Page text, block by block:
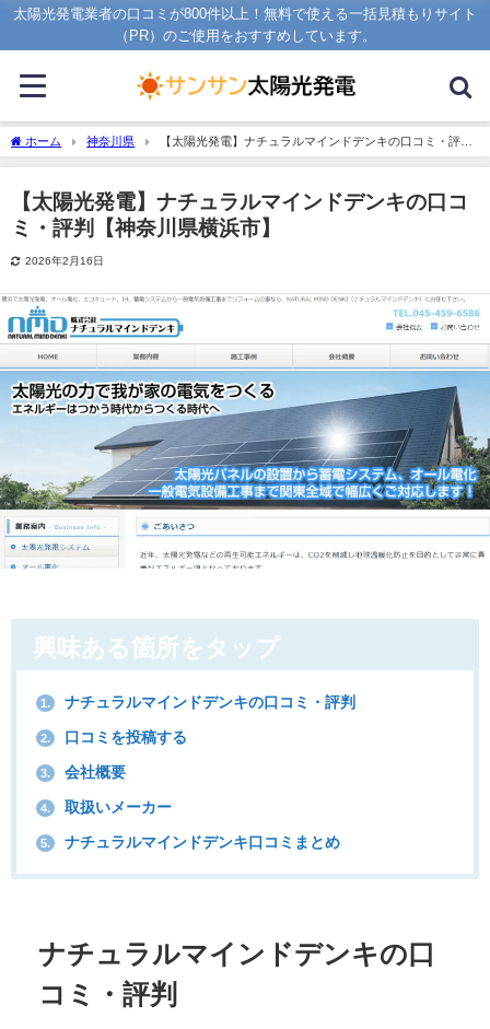
太陽光発電業者の口コミが800件以上！無料で使える一括見積もりサイト
（PR）のご使用をおすすめしています。
ホーム 神奈川県
【太陽光発電】ナチュラルマインドデンキの口コミ・評判
【神奈川県横浜市】
【太陽光発電】ナチュラルマインドデンキの口コ
ミ・評判【神奈川県横浜市】
2026年2月16日
興味ある箇所をタップ
1. ナチュラルマインドデンキの口コミ・評判
2. 口コミを投稿する
3. 会社概要
4. 取扱いメーカー
5. ナチュラルマインドデンキ口コミまとめ
ナチュラルマインドデンキの口
コミ・評判